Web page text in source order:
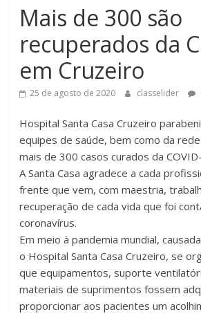
Mais de 300 são
recuperados da
em Cruzeiro
25 de agosto de 2020 classelider
Hospital Santa Casa Cruzeiro
equipes de saúde, bem como da
mais de 300 casos curados da
A Santa Casa agradece a cada
frente que vem, com maestria,
recuperação de cada vida que foi
coronavírus.
Em meio à pandemia mundial,
o Hospital Santa Casa Cruzeiro, se
que equipamentos, suporte
materiais de suprimentos fossem
proporcionar aos pacientes um